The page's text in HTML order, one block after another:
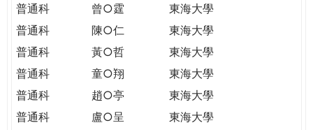
普通科
曾○霆
東海大學
普通科
陳○仁
東海大學
普通科
黃○哲
東海大學
普通科
童○翔
東海大學
普通科
趙○亭
東海大學
普通科
盧○呈
東海大學